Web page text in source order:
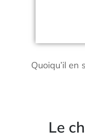
Quoiqu’il
Le